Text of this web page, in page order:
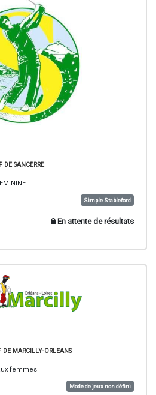
DE SANCERRE
Simple Stableford
En attente de résultats
DE MARCILLY-ORLEANS
femmes
Mode de jeux non défini